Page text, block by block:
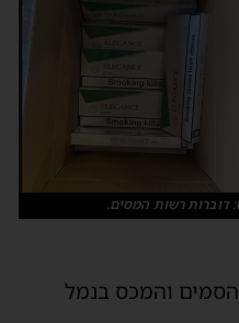
דוברות רשות המסים.
הסמים והמכס בנמל